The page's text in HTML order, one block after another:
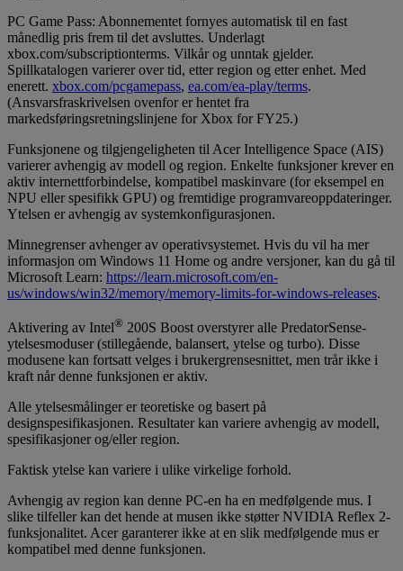
PC Game Pass: Abonnementet fornyes automatisk til en fast
månedlig pris frem til det avsluttes. Underlagt
xbox.com/subscriptionterms. Vilkår og unntak gjelder.
Spillkatalogen varierer over tid, etter region og etter enhet. Med
enerett. xbox.com/pcgamepass, ea.com/ea-play/terms.
(Ansvarsfraskrivelsen ovenfor er hentet fra
markedsføringsretningslinjene for Xbox for FY25.)
Funksjonene og tilgjengeligheten til Acer Intelligence Space (AIS)
varierer avhengig av modell og region. Enkelte funksjoner krever en
aktiv internettforbindelse, kompatibel maskinvare (for eksempel en
NPU eller spesifikk GPU) og fremtidige programvareoppdateringer.
Ytelsen er avhengig av systemkonfigurasjonen.
Minnegrenser avhenger av operativsystemet. Hvis du vil ha mer
informasjon om Windows 11 Home og andre versjoner, kan du gå til
Microsoft Learn: https://learn.microsoft.com/en-
us/windows/win32/memory/memory-limits-for-windows-releases.
Aktivering av Intel® 200S Boost overstyrer alle PredatorSense-
ytelsesmoduser (stillegående, balansert, ytelse og turbo). Disse
modusene kan fortsatt velges i brukergrensesnittet, men trår ikke i
kraft når denne funksjonen er aktiv.
Alle ytelsesmålinger er teoretiske og basert på
designspesifikasjonen. Resultater kan variere avhengig av modell,
spesifikasjoner og/eller region.
Faktisk ytelse kan variere i ulike virkelige forhold.
Avhengig av region kan denne PC-en ha en medfølgende mus. I
slike tilfeller kan det hende at musen ikke støtter NVIDIA Reflex 2-
funksjonalitet. Acer garanterer ikke at en slik medfølgende mus er
kompatibel med denne funksjonen.